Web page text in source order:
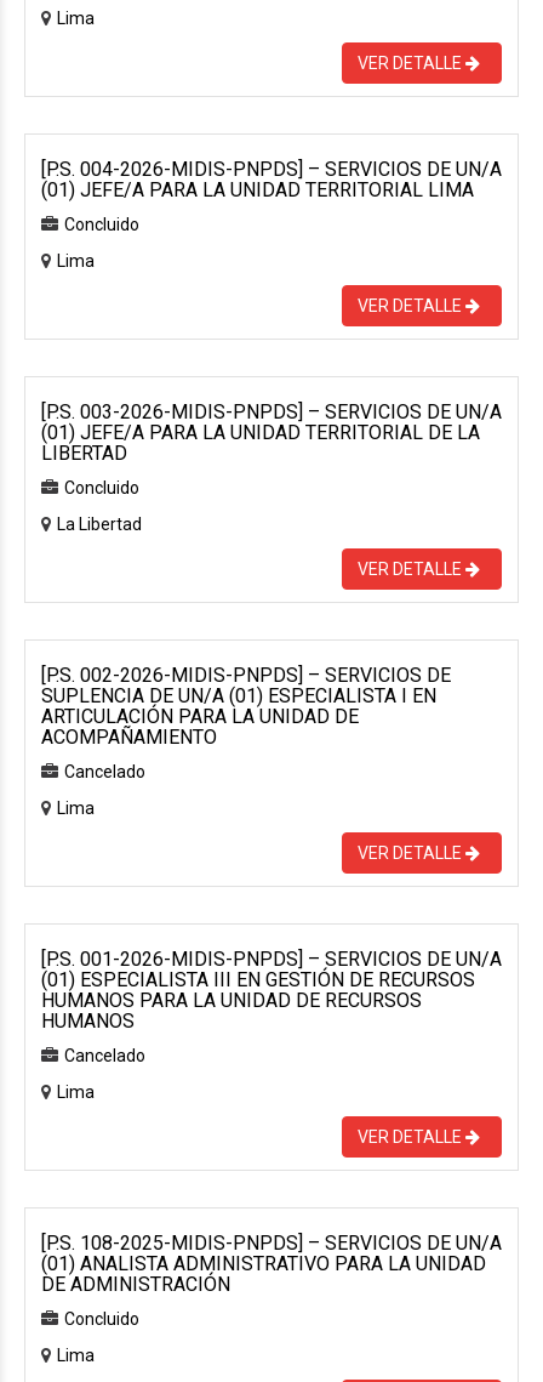
Lima
VER DETALLE
[P.S. 004-2026-MIDIS-PNPDS] – SERVICIOS DE UN/A
(01) JEFE/A PARA LA UNIDAD TERRITORIAL LIMA
Concluido
Lima
VER DETALLE
[P.S. 003-2026-MIDIS-PNPDS] – SERVICIOS DE UN/A
(01) JEFE/A PARA LA UNIDAD TERRITORIAL DE LA
LIBERTAD
Concluido
La Libertad
VER DETALLE
[P.S. 002-2026-MIDIS-PNPDS] – SERVICIOS DE
SUPLENCIA DE UN/A (01) ESPECIALISTA I EN
ARTICULACIÓN PARA LA UNIDAD DE
ACOMPAÑAMIENTO
Cancelado
Lima
VER DETALLE
[P.S. 001-2026-MIDIS-PNPDS] – SERVICIOS DE UN/A
(01) ESPECIALISTA III EN GESTIÓN DE RECURSOS
HUMANOS PARA LA UNIDAD DE RECURSOS
HUMANOS
Cancelado
Lima
VER DETALLE
[P.S. 108-2025-MIDIS-PNPDS] – SERVICIOS DE UN/A
(01) ANALISTA ADMINISTRATIVO PARA LA UNIDAD
DE ADMINISTRACIÓN
Concluido
Lima